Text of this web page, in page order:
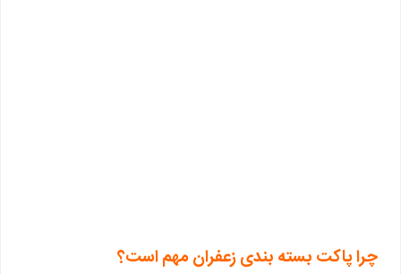
چرا پاکت بسته بندی زعفران مهم است؟